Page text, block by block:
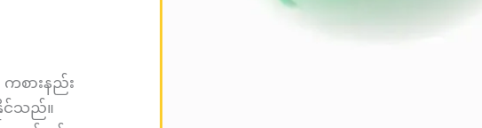
ကစားနည်း
နိုင်သည်။